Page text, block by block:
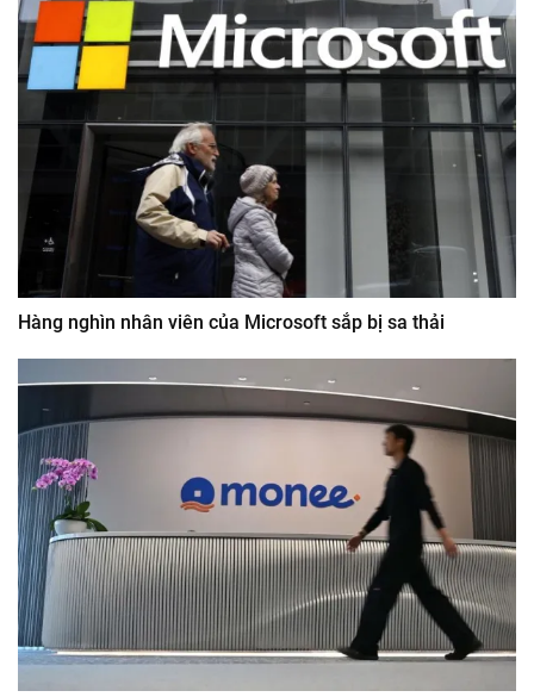
Hàng nghìn nhân viên của Microsoft sắp bị sa thải